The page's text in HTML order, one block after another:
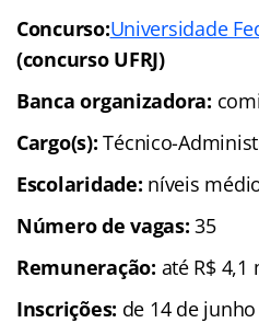
Concurso:Universidade
(concurso UFRJ)
Banca organizadora:
Cargo(s):Técnico-
Escolaridade: níveis
Número de vagas: 35
Remuneração: até R$ 4,1
Inscrições: de 14 de